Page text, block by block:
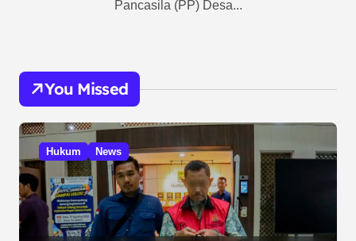
Pancasila (PP) Desa...
You Missed
Hukum News